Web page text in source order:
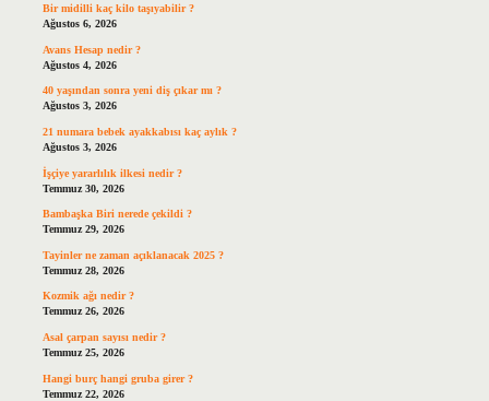
Bir midilli kaç kilo taşıyabilir ?
Ağustos 6, 2026
Avans Hesap nedir ?
Ağustos 4, 2026
40 yaşından sonra yeni diş çıkar mı ?
Ağustos 3, 2026
21 numara bebek ayakkabısı kaç aylık ?
Ağustos 3, 2026
İşçiye yararlılık ilkesi nedir ?
Temmuz 30, 2026
Bambaşka Biri nerede çekildi ?
Temmuz 29, 2026
Tayinler ne zaman açıklanacak 2025 ?
Temmuz 28, 2026
Kozmik ağı nedir ?
Temmuz 26, 2026
Asal çarpan sayısı nedir ?
Temmuz 25, 2026
Hangi burç hangi gruba girer ?
Temmuz 22, 2026